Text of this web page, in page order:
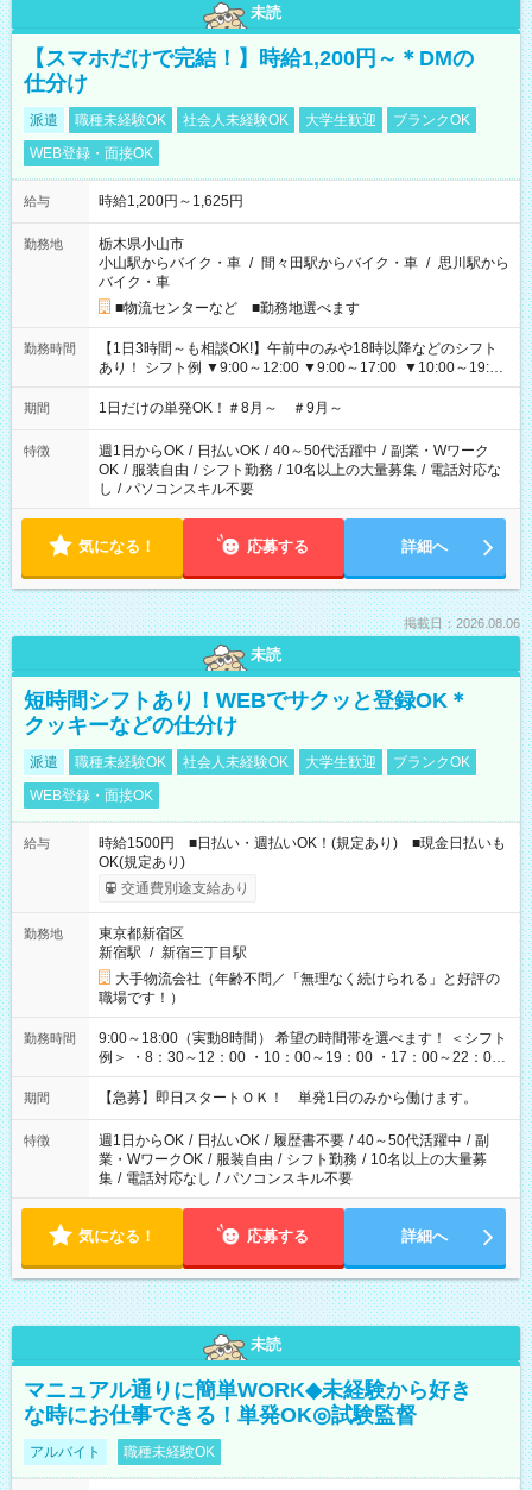
未読
【スマホだけで完結！】時給1,200円～＊DMの
仕分け
派遣 職種未経験OK 社会人未経験OK 大学生歓迎
ブランクOK
WEB登録・面接OK
給与 時給1,200円～1,625円
勤務地
栃木県小山市
小山駅からバイク・車 / 間々田駅からバイク・車 / 思川駅から
バイク・車
■物流センターなど ■勤務地選べます
勤務時間
【1日3時間～も相談OK!】午前中のみや18時以降などのシフト
あり！ シフト例 ▼9:00～12:00 ▼9:00～17:00 ▼10:00～19:00
▼18:00～21:00
期間 1日だけの単発OK！＃8月～ ＃9月～
特徴 週1日からOK / 日払いOK / 40～50代活躍中 / 副業・Wワーク
OK / 服装自由 / シフト勤務 / 10名以上の大量募集 / 電話対応な
し / パソコンスキル不要
気になる！ 応募する 詳細へ
掲載日：2026.08.06
未読
短時間シフトあり！WEBでサクッと登録OK＊
クッキーなどの仕分け
派遣 職種未経験OK 社会人未経験OK 大学生歓迎
ブランクOK
WEB登録・面接OK
給与
時給1500円 ■日払い・週払いOK！(規定あり) ■現金日払いも
OK(規定あり)
交通費別途支給あり
勤務地
東京都新宿区
新宿駅 / 新宿三丁目駅
大手物流会社（年齢不問／「無理なく続けられる」と好評の
職場です！）
勤務時間
9:00～18:00（実動8時間） 希望の時間帯を選べます！ ＜シフト
例＞ ・8：30～12：00 ・10：00～19：00 ・17：00～22：00
・13：00～22：00 ・22：00～翌6：00 など
期間 【急募】即日スタートＯＫ！ 単発1日のみから働けます。
特徴 週1日からOK / 日払いOK / 履歴書不要 / 40～50代活躍中 / 副
業・WワークOK / 服装自由 / シフト勤務 / 10名以上の大量募
集 / 電話対応なし / パソコンスキル不要
気になる！ 応募する 詳細へ
未読
マニュアル通りに簡単WORK◆未経験から好き
な時にお仕事できる！単発OK◎試験監督
アルバイト 職種未経験OK